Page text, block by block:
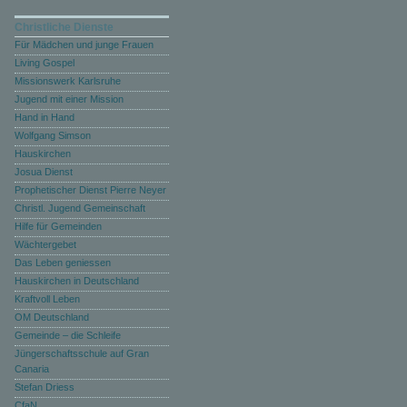
Christliche Dienste
Für Mädchen und junge Frauen
Living Gospel
Missionswerk Karlsruhe
Jugend mit einer Mission
Hand in Hand
Wolfgang Simson
Hauskirchen
Josua Dienst
Prophetischer Dienst Pierre Neyer
Christl. Jugend Gemeinschaft
Hilfe für Gemeinden
Wächtergebet
Das Leben geniessen
Hauskirchen in Deutschland
Kraftvoll Leben
OM Deutschland
Gemeinde – die Schleife
Jüngerschaftsschule auf Gran
Canaria
Stefan Driess